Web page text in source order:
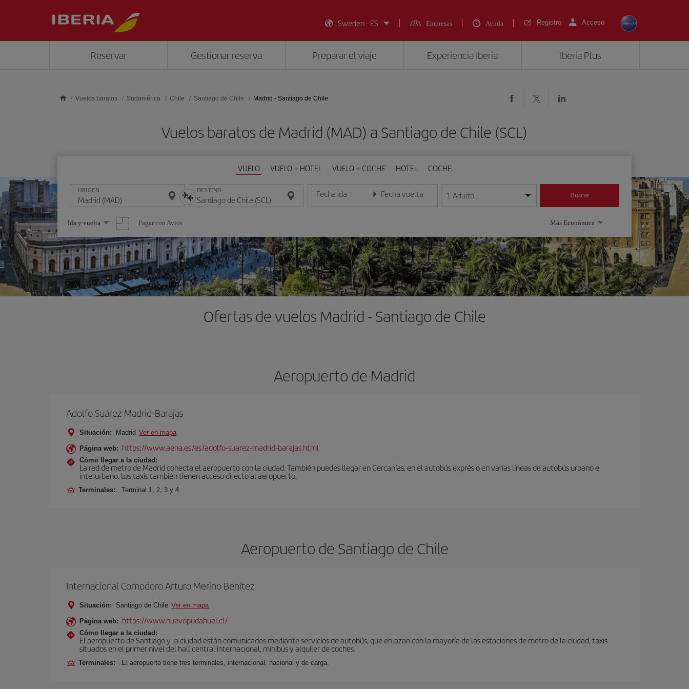
Sweden - ES
Empresas Ayuda Registro Acceso
Reservar Gestionar reserva Preparar el viaje Experiencia Iberia Iberia Plus
Vuelos baratos Sudamérica Chile Santiago de Chile Madrid - Santiago de Chile
Vuelos baratos de Madrid (MAD) a Santiago de Chile (SCL)
VUELO VUELO + HOTEL VUELO + COCHE HOTEL COCHE
ORIGEN DESTINO Fecha ida
Introduce la fecha en formato día/mes/año
Fecha vuelta
Introduce la fecha en formato día/mes/año
1 Adulto Buscar
Seleccione
una
opción
Ida y vuelta Pagar con Avios Más Económica
Ofertas de vuelos Madrid - Santiago de Chile
Aeropuerto de Madrid
Adolfo Suárez Madrid-Barajas
Situación: Madrid Ver en mapa
Página web: https://www.aena.es/es/adolfo-suarez-madrid-barajas.html
Cómo llegar a la ciudad:
La red de metro de Madrid conecta el aeropuerto con la ciudad. También puedes llegar en Cercanías, en el autobús exprés o en varias líneas de autobús urbano e
interurbano. Los taxis también tienen acceso directo al aeropuerto.
Terminales: Terminal 1, 2, 3 y 4
Aeropuerto de Santiago de Chile
Internacional Comodoro Arturo Merino Benítez
Situación: Santiago de Chile Ver en mapa
Página web: https://www.nuevopudahuel.cl/
Cómo llegar a la ciudad:
El aeropuerto de Santiago y la ciudad están comunicados mediante servicios de autobús, que enlazan con la mayoría de las estaciones de metro de la ciudad, taxis
situados en el primer nivel del hall central internacional, minibús y alquiler de coches.
Terminales: El aeropuerto tiene tres terminales, internacional, nacional y de carga.